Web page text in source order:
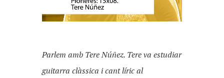
Parlem amb Tere Núñez. Tere va estudiar
guitarra clàssica i cant líric al